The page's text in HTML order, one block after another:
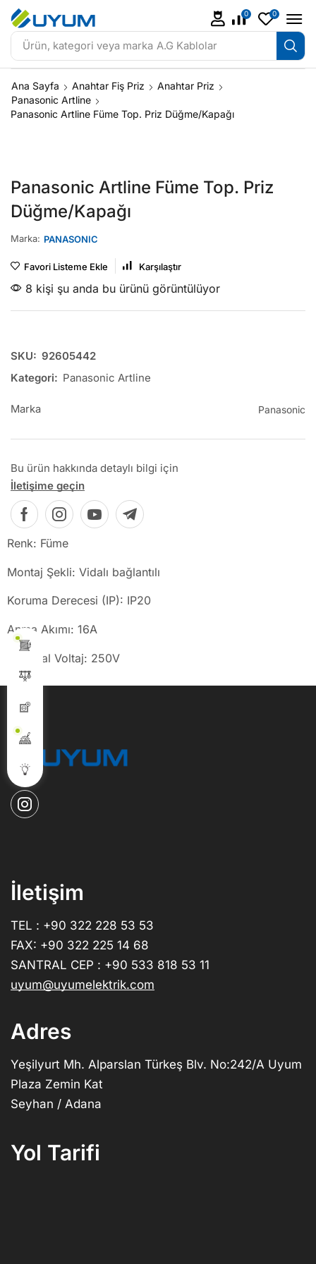
Ürün, kategori veya marka A.G Kablolar
0 0
Ana Sayfa Anahtar Fiş Priz
Anahtar Priz
Panasonic Artline
Panasonic Artline Füme Top. Priz Düğme/Kapağı
Panasonic Artline Füme Top. Priz
Düğme/Kapağı
Marka: PANASONIC
Favori Listeme Ekle Karşılaştır
8 kişi şu anda bu ürünü görüntülüyor
SKU: 92605442
Kategori: Panasonic Artline
Marka Panasonic
Bu ürün hakkında detaylı bilgi için
İletişime geçin
Renk: Füme
Montaj Şekli: Vidalı bağlantılı
Koruma Derecesi (IP): IP20
Anma Akımı: 16A
Nominal Voltaj: 250V
İletişim
TEL : +90 322 228 53 53
FAX: +90 322 225 14 68
SANTRAL CEP : +90 533 818 53 11
uyum@uyumelektrik.com
Adres
Yeşilyurt Mh. Alparslan Türkeş Blv. No:242/A Uyum
Plaza Zemin Kat
Seyhan / Adana
Yol Tarifi